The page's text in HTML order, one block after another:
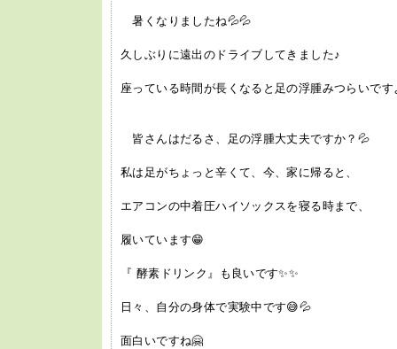
暑くなりましたね💦💦
久しぶりに遠出のドライブしてきました♪
座っている時間が長くなると足の浮腫みつらいです
皆さんはだるさ、足の浮腫大丈夫ですか？💦
私は足がちょっと辛くて、今、家に帰ると、
エアコンの中着圧ハイソックスを寝る時まで、
履いています😁
『 酵素ドリンク』も良いです✨✨
日々、自分の身体で実験中です😅💦
面白いですね🤗